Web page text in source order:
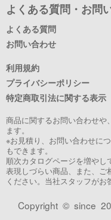
よくある質問・お問
よくある質問
お問い合わせ
利用規約
プライバシーポリシー
特定商取引法に関する表示
商品に関するお問い合わせや
ます。
※お見積り、お問い合わせに
もできます。
順次カタログページを増やし
表現しづらい商品、また、ご
ください。当社スタッフがお
Copyright © since